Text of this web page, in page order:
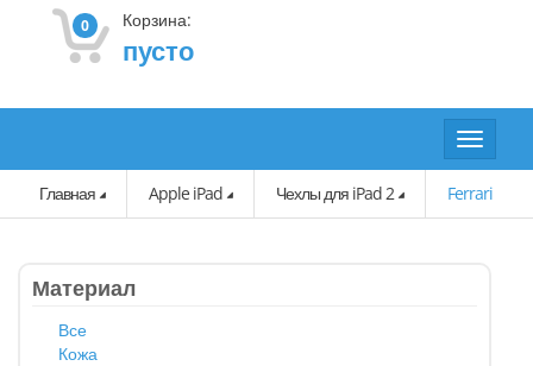
0 Корзина:
пусто
Toggle
Главная
Apple iPad Чехлы для iPad 2 Ferrari
Материал
Все
Кожа